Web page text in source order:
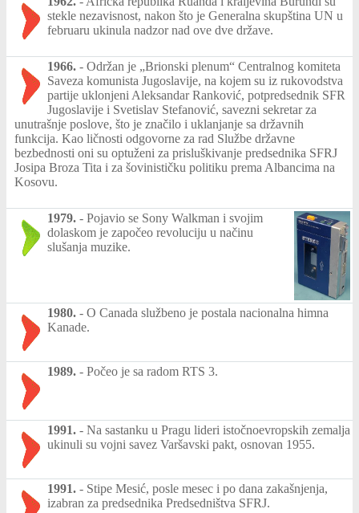
stekle nezavisnost, nakon što je Generalna skupština UN u
februaru ukinula nadzor nad ove dve države.
1966. - Održan je „Brionski plenum“ Centralnog komiteta
Saveza komunista Jugoslavije, na kojem su iz rukovodstva
partije uklonjeni Aleksandar Ranković, potpredsednik SFR
Jugoslavije i Svetislav Stefanović, savezni sekretar za
unutrašnje poslove, što je značilo i uklanjanje sa državnih
funkcija. Kao ličnosti odgovorne za rad Službe državne
bezbednosti oni su optuženi za prisluškivanje predsednika SFRJ
Josipa Broza Tita i za šovinističku politiku prema Albancima na
Kosovu.
1979. - Pojavio se Sony Walkman i svojim
dolaskom je započeo revoluciju u načinu
slušanja muzike.
1980. - O Canada službeno je postala nacionalna himna
Kanade.
1989. - Počeo je sa radom RTS 3.
1991. - Na sastanku u Pragu lideri istočnoevropskih zemalja
ukinuli su vojni savez Varšavski pakt, osnovan 1955.
1991. - Stipe Mesić, posle mesec i po dana zakašnjenja,
izabran za predsednika Predsedništva SFRJ.